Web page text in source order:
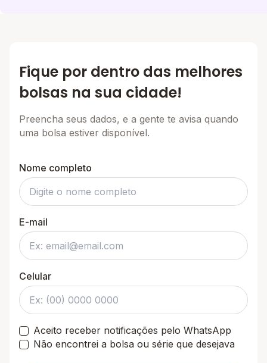
Fique por dentro das melhores
bolsas na sua cidade!
Preencha seus dados, e a gente te avisa quando
uma bolsa estiver disponível.
Nome completo
E-mail
Celular
Aceito receber notificações pelo WhatsApp
Não encontrei a bolsa ou série que desejava